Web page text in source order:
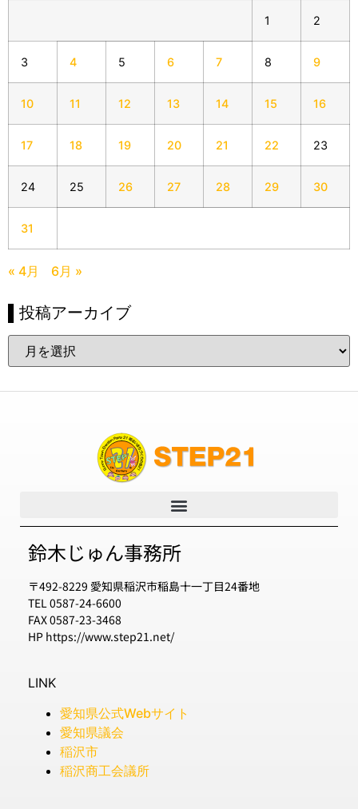
1 2
3 4 5 6 7 8 9
10 11 12 13 14 15 16
17 18 19 20 21 22 23
24 25 26 27 28 29 30
31
« 4月 6月 »
▌投稿アーカイブ
鈴木じゅん事務所
〒492-8229 愛知県稲沢市稲島十一丁目24番地
TEL 0587-24-6600
FAX 0587-23-3468
HP https://www.step21.net/
LINK
愛知県公式Webサイト
愛知県議会
稲沢市
稲沢商工会議所